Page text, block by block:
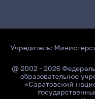
Учредитель:
@ 2002 - 2026
образовательное
«Саратовский